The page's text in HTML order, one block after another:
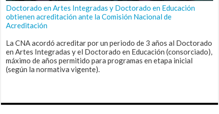
Doctorado en Artes Integradas y Doctorado en Educación
obtienen acreditación ante la Comisión Nacional de
Acreditación
La CNA acordó acreditar por un periodo de 3 años al Doctorado
en Artes Integradas y el Doctorado en Educación (consorciado),
máximo de años permitido para programas en etapa inicial
(según la normativa vigente).